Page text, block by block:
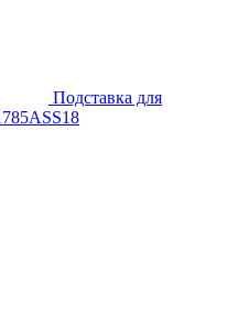
Подставка для